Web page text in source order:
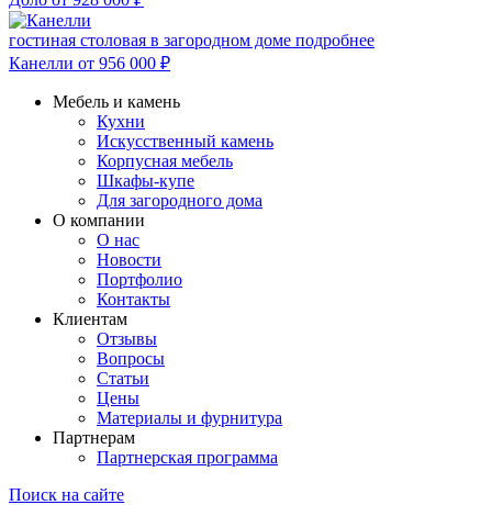
гостиная столовая в загородном доме подробнее
Канелли от 956 000 ₽
Мебель и камень
Кухни
Искусственный камень
Корпусная мебель
Шкафы-купе
Для загородного дома
О компании
О нас
Новости
Портфолио
Контакты
Клиентам
Отзывы
Вопросы
Статьи
Цены
Материалы и фурнитура
Партнерам
Партнерская программа
Поиск на сайте